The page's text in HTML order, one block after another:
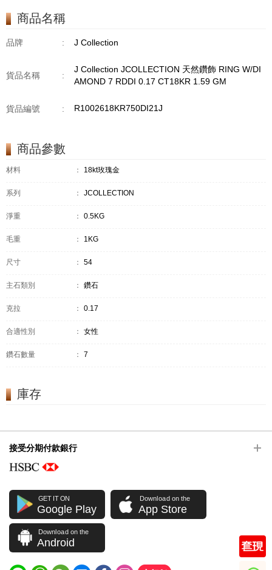
商品名稱
品牌 : J Collection
貨品名稱 :
J Collection JCOLLECTION 天然鑽飾 RING W/DI
AMOND 7 RDDI 0.17 CT18KR 1.59 GM
貨品編號 : R1002618KR750DI21J
商品參數
材料 ： 18kt玫瑰金
系列 ： JCOLLECTION
淨重 ： 0.5KG
毛重 ： 1KG
尺寸 ： 54
主石類別 ： 鑽石
克拉 ： 0.17
合適性別 ： 女性
鑽石數量 ： 7
庫存
接受分期付款銀行
GET IT ON
Google Play
Download on the
App Store
Download on the
Android